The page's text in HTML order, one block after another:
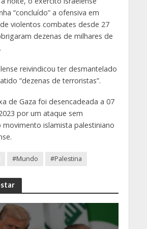
“concluído” a ofensiva em
violentos combates desde 27
dezenas de milhares de
reivindicou ter desmantelado
“dezenas de terroristas”.
de Gaza foi desencadeada a 07
por um ataque sem
islamista palestiniano
#Mundo #Palestina